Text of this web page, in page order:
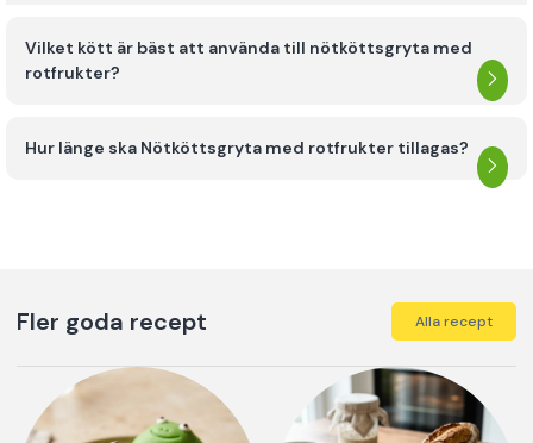
Vilket kött är bäst att använda till nötköttsgryta med
rotfrukter?
Hur länge ska Nötköttsgryta med rotfrukter tillagas?
Fler goda recept Alla recept